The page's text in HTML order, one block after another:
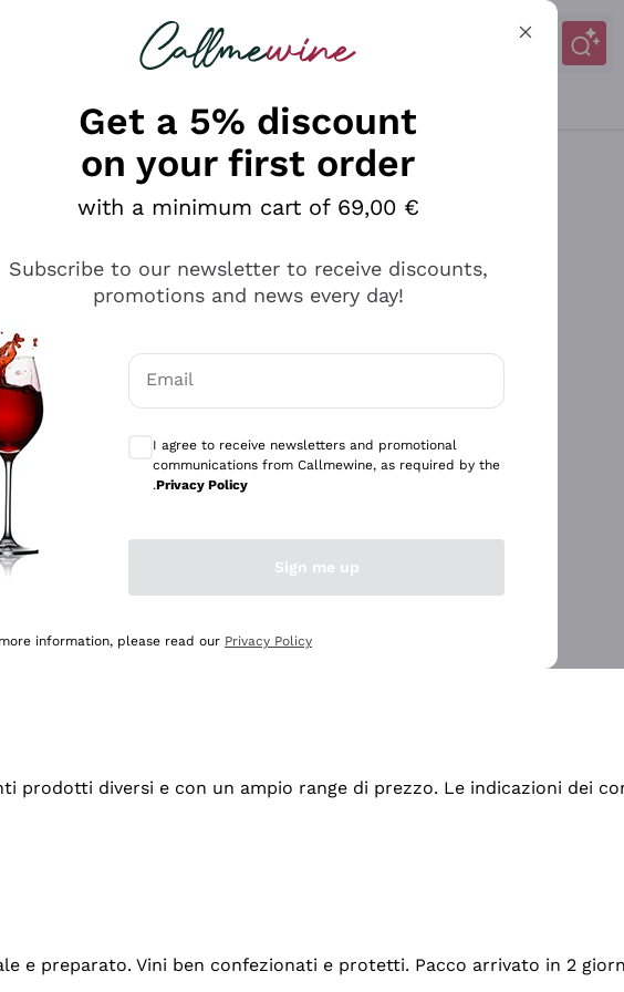
looking for
professionalità
diversi e con un ampio range di prezzo. Le indicazioni dei
e preparato. Vini ben confezionati e protetti. Pacco arrivato in 2
Get a 5% discount
on your first order
with a minimum cart of 69,00 €
Subscribe to our newsletter to receive discounts,
promotions and news every day!
Email
I agree to receive newsletters and promotional
communications from Callmewine, as required by the
.Privacy Policy
Sign me up
information, please read our Privacy Policy